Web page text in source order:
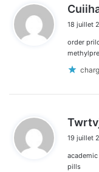
18 juillet
order
19 juillet
pills